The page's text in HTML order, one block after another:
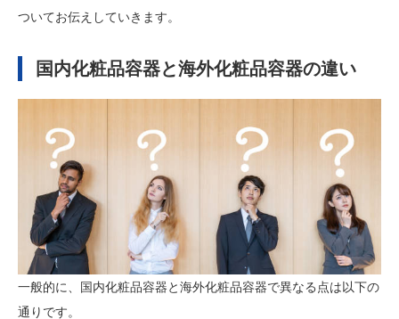
ついてお伝えしていきます。
国内化粧品容器と海外化粧品容器の違い
一般的に、国内化粧品容器と海外化粧品容器で異なる点は以下の
通りです。